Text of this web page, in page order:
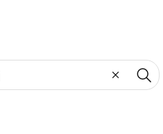
WyczyśćSzukaj